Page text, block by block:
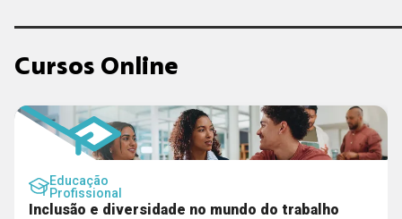
Cursos Online
Educação
Profissional
Inclusão e diversidade no mundo do trabalho